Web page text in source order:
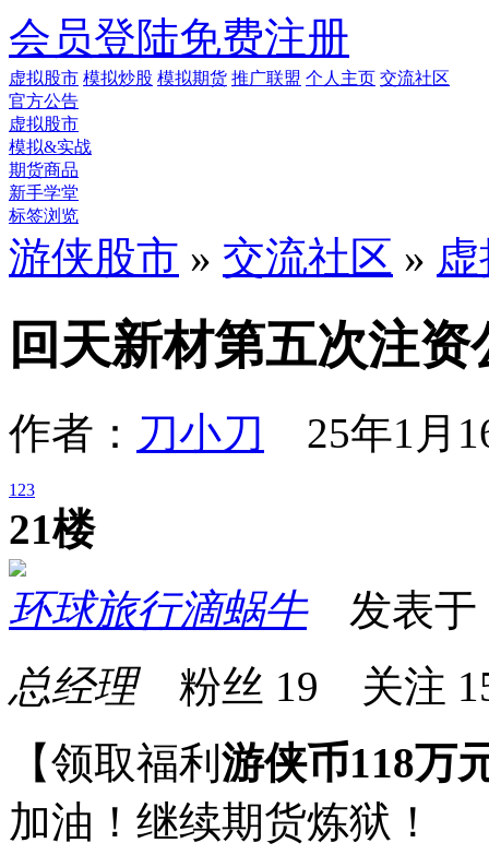
会员登陆免费注册
虚拟股市 模拟炒股 模拟期货 推广联盟 个人主页 交流社区
官方公告
虚拟股市
模拟&实战
期货商品
新手学堂
标签浏览
游侠股市 » 交流社区 »
回天新材第五次注资
作者： 刀小刀 25年1月
1 23
21楼
环球旅行滴蜗牛发表于
总经理粉丝 19 关注
【领取福利 游侠币118万
加油！继续期货炼狱！